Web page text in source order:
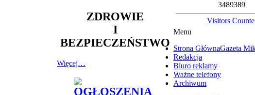
ZDROWIE
I
BEZPIECZEŃSTWO
Więcej…
3489389
Visitors
Menu
Strona GłównaGazeta
Redakcja
Biuro reklamy
Ważne telefony
Archiwum